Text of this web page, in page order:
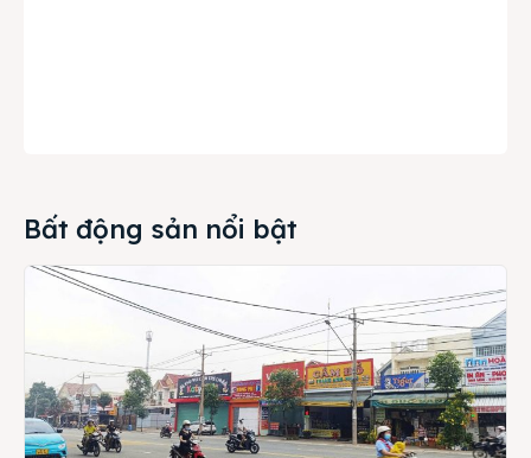
Bất động sản nổi bật